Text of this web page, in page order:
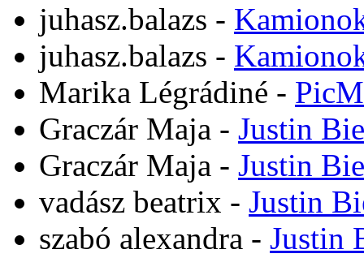
juhasz.balazs -
juhasz.balazs -
Marika Légrádiné -
Graczár Maja - Justin
Graczár Maja - Justin
vadász beatrix - Justin
szabó alexandra - Justin